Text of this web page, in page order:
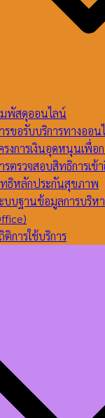
พัสดุออนไลน์
รขอรับบริการทางออน
รงการเงินอุดหนุนเพื่อก
รตรวจสอบสิทธิการเข้
ธิหลักประกันสุขภาพ
บบฐานข้อมูลการบริหา
การใช้บริการ